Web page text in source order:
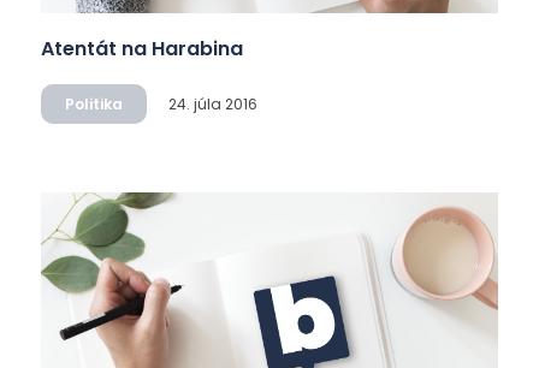
Atentát na Harabina
Politika 24. júla 2016